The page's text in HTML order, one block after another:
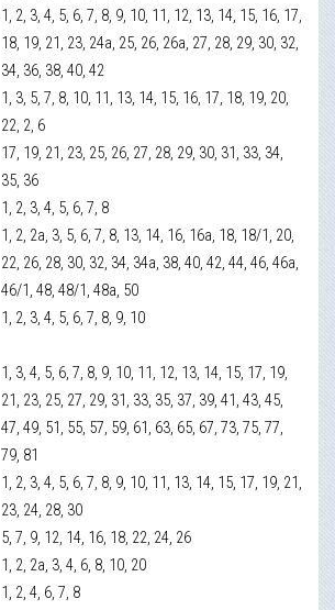
1, 2, 3, 4, 5, 6, 7, 8, 9, 10, 11, 12, 13, 14, 15, 16, 17,
18, 19, 21, 23, 24а, 25, 26, 26а, 27, 28, 29, 30, 32,
34, 36, 38, 40, 42
1, 3, 5, 7, 8, 10, 11, 13, 14, 15, 16, 17, 18, 19, 20,
22, 2, 6
17, 19, 21, 23, 25, 26, 27, 28, 29, 30, 31, 33, 34,
35, 36
1, 2, 3, 4, 5, 6, 7, 8
1, 2, 2а, 3, 5, 6, 7, 8, 13, 14, 16, 16а, 18, 18/1, 20,
22, 26, 28, 30, 32, 34, 34а, 38, 40, 42, 44, 46, 46а,
46/1, 48, 48/1, 48а, 50
1, 2, 3, 4, 5, 6, 7, 8, 9, 10
1, 3, 4, 5, 6, 7, 8, 9, 10, 11, 12, 13, 14, 15, 17, 19,
21, 23, 25, 27, 29, 31, 33, 35, 37, 39, 41, 43, 45,
47, 49, 51, 55, 57, 59, 61, 63, 65, 67, 73, 75, 77,
79, 81
1, 2, 3, 4, 5, 6, 7, 8, 9, 10, 11, 13, 14, 15, 17, 19, 21,
23, 24, 28, 30
5, 7, 9, 12, 14, 16, 18, 22, 24, 26
1, 2, 2а, 3, 4, 6, 8, 10, 20
1, 2, 4, 6, 7, 8